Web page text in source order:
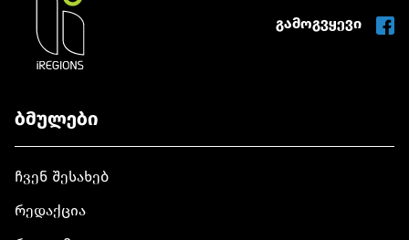
გამოგვყევი
ბმულები
ჩვენ შესახებ
რედაქცია